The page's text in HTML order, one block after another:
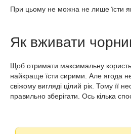
При цьому не можна не лише їсти
Як вживати
Щоб отримати максимальну користь
найкраще їсти сирими. Але ягода
свіжому вигляді цілий рік. Тому її
правильно зберігати. Ось кілька